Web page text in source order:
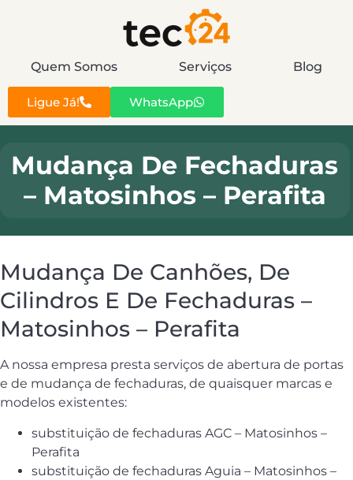
Quem Somos Serviços Blog
Ligue Já! WhatsApp
Mudança De Fechaduras
– Matosinhos – Perafita
Mudança De Canhões, De
Cilindros E De Fechaduras –
Matosinhos – Perafita
A nossa empresa presta serviços de abertura de portas
e de mudança de fechaduras, de quaisquer marcas e
modelos existentes:
substituição de fechaduras AGC – Matosinhos –
Perafita
substituição de fechaduras Aguia – Matosinhos –